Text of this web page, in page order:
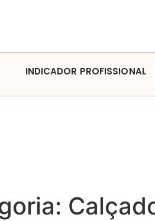
INDICADOR PROFISSIONAL